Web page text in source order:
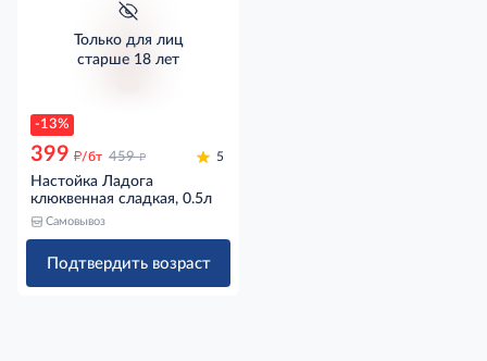
-13%
Только для лиц
старше 18 лет
399 д/бт 459 д 5
Настойка Ладога
клюквенная сладкая, 0.5л
Самовывоз
Подтвердить возраст